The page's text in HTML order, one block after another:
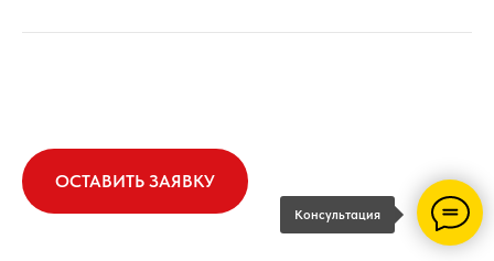
ОСТАВИТЬ ЗАЯВКУ
Консультация